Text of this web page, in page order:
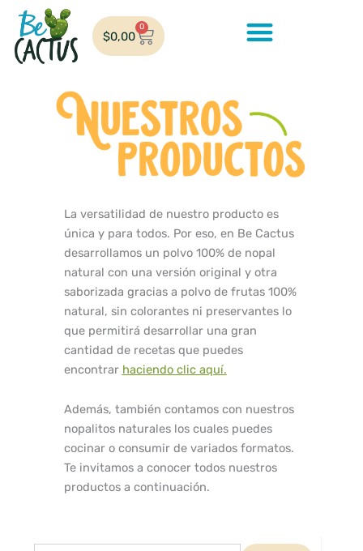
contenido
$0,00
0
Cart
La versatilidad de nuestro producto es
única y para todos. Por eso, en Be Cactus
desarrollamos un polvo 100% de nopal
natural con una versión original y otra
saborizada gracias a polvo de frutas 100%
natural, sin colorantes ni preservantes lo
que permitirá desarrollar una gran
cantidad de recetas que puedes
encontrar haciendo clic aquí.
Además, también contamos con nuestros
nopalitos naturales los cuales puedes
cocinar o consumir de variados formatos.
Te invitamos a conocer todos nuestros
productos a continuación.